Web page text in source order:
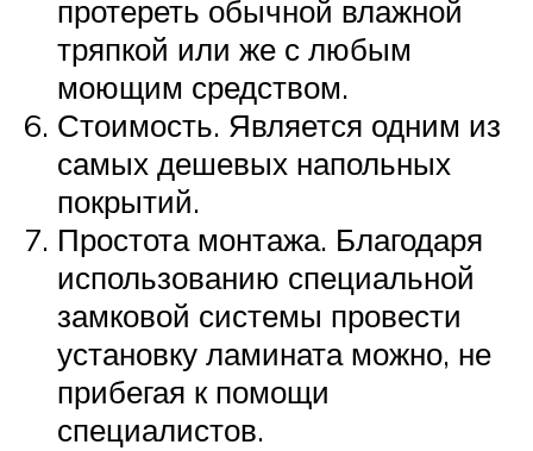
протереть обычной влажной
тряпкой или же с любым
моющим средством.
Стоимость. Является одним из
самых дешевых напольных
покрытий.
Простота монтажа. Благодаря
использованию специальной
замковой системы провести
установку ламината можно, не
прибегая к помощи
специалистов.